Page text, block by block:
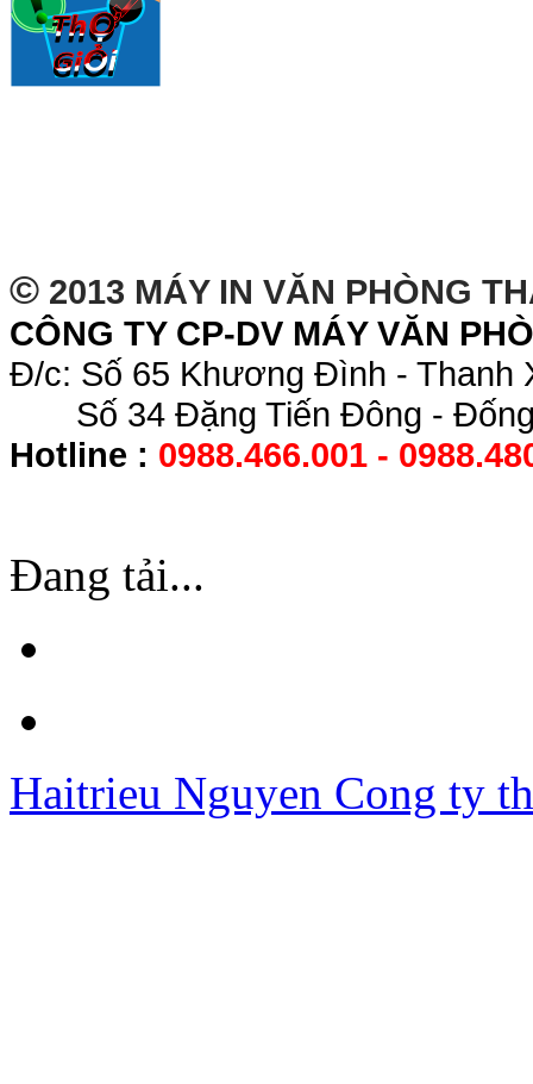
© 2013 MÁY IN VĂN PHÒNG
CÔNG TY CP-DV MÁY VĂN
Đ/c: Số 65 Khương Đình - Thanh
Số 34 Đặng Tiến Đông -
Hotline : 0988.466.001 -
Đang tải...
Haitrieu Nguyen Cong ty